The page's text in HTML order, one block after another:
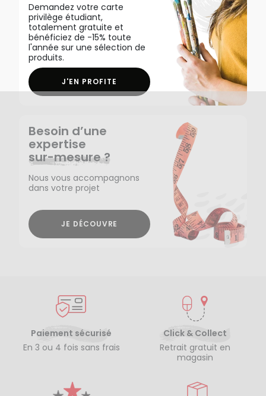
Demandez votre carte
privilège étudiant,
totalement gratuite et
bénéficiez de -15% toute
l'année sur une sélection de
produits.
J'EN PROFITE
Besoin d’une
expertise
sur-mesure ?
Nous vous accompagnons
dans votre projet
JE DÉCOUVRE
Paiement sécurisé
En 3 ou 4 fois sans frais
Click & Collect
Retrait gratuit en
magasin